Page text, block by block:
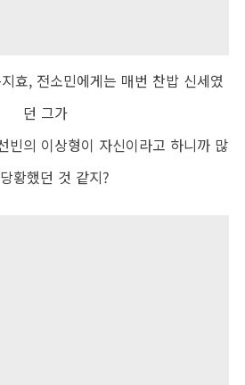
효, 전소민에게는 매번 찬밥 신세였
던 그가
빈의 이상형이 자신이라고 하니까 많
황했던 것 같지?